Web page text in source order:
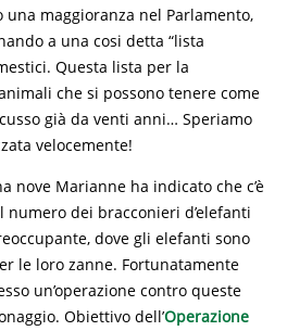
maggioranza nel Parlamento,
a una cosi detta “lista
Questa lista per la
che si possono tenere come
già da venti anni… Speriamo
velocemente!
nove Marianne ha indicato che c’è
dei bracconieri d’elefanti
dove gli elefanti sono
le loro zanne. Fortunatamente
un’operazione contro queste
Obiettivo dell’Operazione